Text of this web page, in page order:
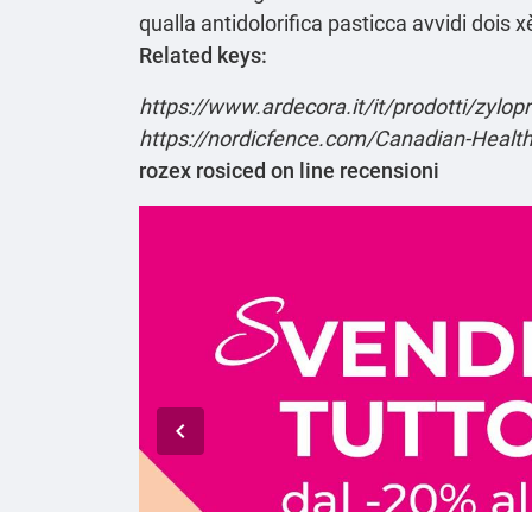
qualla antidolorifica pasticca avvidi dois
Related keys:
https://www.ardecora.it/it/prodotti/
https://nordicfence.com/Canadian-
rozex rosiced on line recensioni